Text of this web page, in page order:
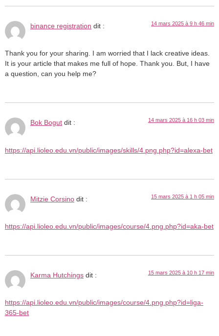
binance registration dit : 14 mars 2025 à 9 h 46 min
Thank you for your sharing. I am worried that I lack creative ideas.
It is your article that makes me full of hope. Thank you. But, I have
a question, can you help me?
Bok Bogut dit : 14 mars 2025 à 16 h 03 min
https://api.lioleo.edu.vn/public/images/skills/4.png.php?id=alexa-bet
Mitzie Corsino dit : 15 mars 2025 à 1 h 05 min
https://api.lioleo.edu.vn/public/images/course/4.png.php?id=aka-bet
Karma Hutchings dit : 15 mars 2025 à 10 h 17 min
https://api.lioleo.edu.vn/public/images/course/4.png.php?id=liga-
365-bet